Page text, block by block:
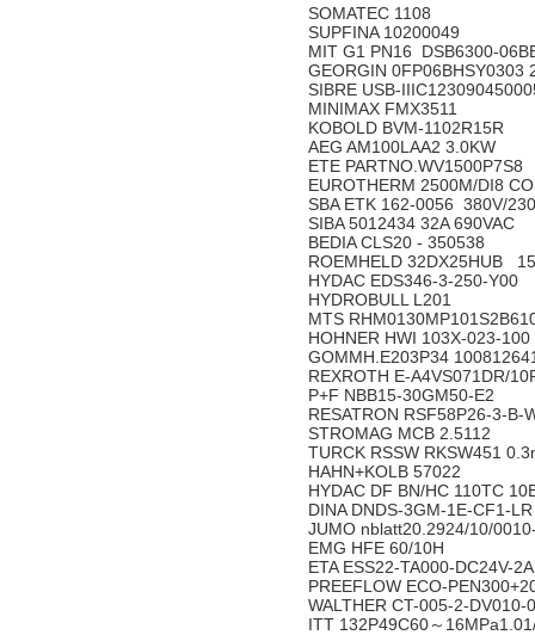
SOMATEC 1108
SUPFINA 10200049
MIT G1 PN16 DSB6300-
GEORGIN 0FP06BHSY0303
SIBRE USB-
MINIMAX FMX3511
KOBOLD BVM-1102R15R
AEG AM100LAA2 3.0KW
ETE PARTNO.WV1500P7S8
EUROTHERM 2500M/DI8
SBA ETK 162-0056 380V/
SIBA 5012434 32A 690VAC
BEDIA CLS20 - 350538
ROEMHELD 32DX25HUB
HYDAC EDS346-3-250-Y00
HYDROBULL L201
MTS
HOHNER HWI 103X-023-100
GOMMH.E203P34
REXROTH E-A4VS071DR/
P+F NBB15-30GM50-E2
RESATRON RSF58P26-3-
STROMAG MCB 2.5112
TURCK RSSW RKSW451
HAHN+KOLB 57022
HYDAC DF BN/HC 110TC
DINA DNDS-3GM-1E-CF1-
JUMO nblatt20.2924/10/
EMG HFE 60/10H
ETA ESS22-TA000-DC24V-
PREEFLOW ECO-
WALTHER CT-005-2-DV010-
ITT 132P49C60～